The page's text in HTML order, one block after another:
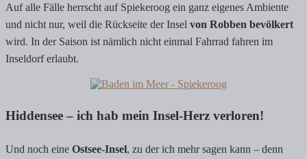
Auf alle Fälle herrscht auf Spiekeroog ein ganz eigenes Ambiente
und nicht nur, weil die Rückseite der Insel von Robben bevölkert
wird. In der Saison ist nämlich nicht einmal Fahrrad fahren im
Inseldorf erlaubt.
Hiddensee – ich hab mein Insel-Herz verloren!
Und noch eine Ostsee-Insel, zu der ich mehr sagen kann – denn